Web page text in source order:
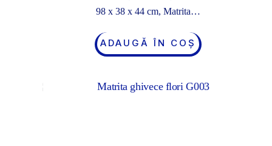
98 x 38 x 44 cm, Matrita…
ADAUGĂ ÎN COȘ